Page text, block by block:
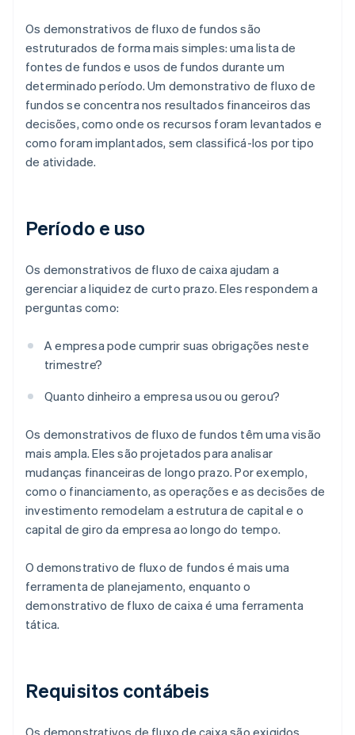
Os demonstrativos de fluxo de fundos são
estruturados de forma mais simples: uma lista de
fontes de fundos e usos de fundos durante um
determinado período. Um demonstrativo de fluxo de
fundos se concentra nos resultados financeiros das
decisões, como onde os recursos foram levantados e
como foram implantados, sem classificá-los por tipo
de atividade.
Período e uso
Os demonstrativos de fluxo de caixa ajudam a
gerenciar a liquidez de curto prazo. Eles respondem a
perguntas como:
A empresa pode cumprir suas obrigações neste
trimestre?
Quanto dinheiro a empresa usou ou gerou?
Os demonstrativos de fluxo de fundos têm uma visão
mais ampla. Eles são projetados para analisar
mudanças financeiras de longo prazo. Por exemplo,
como o financiamento, as operações e as decisões de
investimento remodelam a estrutura de capital e o
capital de giro da empresa ao longo do tempo.
O demonstrativo de fluxo de fundos é mais uma
ferramenta de planejamento, enquanto o
demonstrativo de fluxo de caixa é uma ferramenta
tática.
Requisitos contábeis